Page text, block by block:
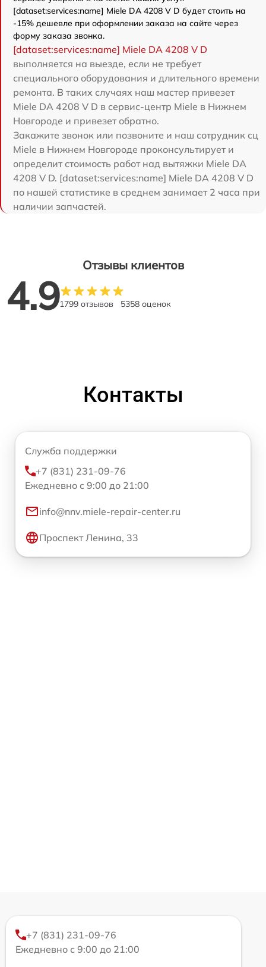
[dataset:services:name] Miele DA 4208 V D будет стоить на
-15% дешевле при оформлении заказа на сайте через
форму заказа звонка.
[dataset:services:name] Miele DA 4208 V D
выполняется на выезде, если не требует
специального оборудования и длительного времени
ремонта. В таких случаях наш мастер привезет
Miele DA 4208 V D в сервис-центр Miele в Нижнем
Новгороде и привезет обратно.
Закажите звонок или позвоните и наш сотрудник сц
Miele в Нижнем Новгороде проконсультирует и
определит стоимость работ над вытяжки Miele DA
4208 V D. [dataset:services:name] Miele DA 4208 V D
по нашей статистике в среднем занимает 2 часа при
наличии запчастей.
Отзывы клиентов
4.91799 отзывов 5358 оценок
Контакты
Служба поддержки
+7 (831) 231-09-76
Ежедневно с 9:00 до 21:00
info@nnv.miele-repair-center.ru
Проспект Ленина, 33
+7 (831) 231-09-76
Ежедневно с 9:00 до 21:00